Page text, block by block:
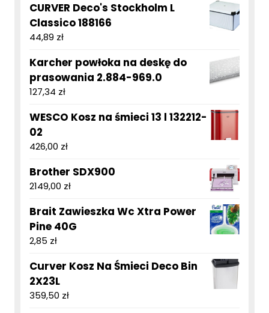
CURVER Deco's Stockholm L
Classico 188166
44,89 zł
Karcher powłoka na deskę do
prasowania 2.884-969.0
127,34 zł
WESCO Kosz na śmieci 13 l 132212-
02
426,00 zł
Brother SDX900
2149,00 zł
Brait Zawieszka Wc Xtra Power
Pine 40G
2,85 zł
Curver Kosz Na Śmieci Deco Bin
2X23L
359,50 zł